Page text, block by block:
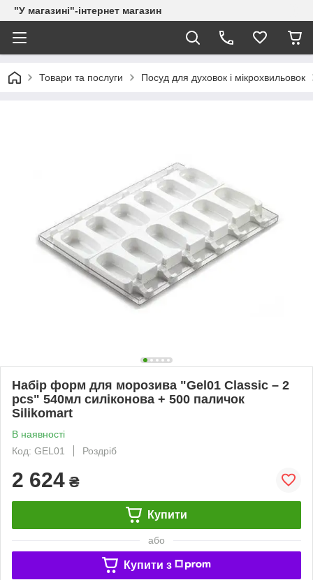
"У магазині"-інтернет магазин
Товари та послуги Посуд для духовок і мікрохвильовок
Набір форм для морозива "Gel01 Classic – 2
pcs" 540мл силіконова + 500 паличок
Silikomart
В наявності
Код: GEL01
Роздріб
2 624 ₴
Купити
або
Купити з